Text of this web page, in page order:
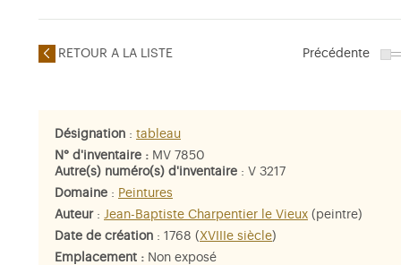
RETOUR A LA LISTE Précédente
Désignation : tableau
N° d'inventaire : MV 7850
Autre(s) numéro(s) d'inventaire : V 3217
Domaine : Peintures
Auteur: Jean-Baptiste Charpentier le Vieux (peintre)
Date de création : 1768 ( XVIIIe siècle)
Emplacement : Non exposé